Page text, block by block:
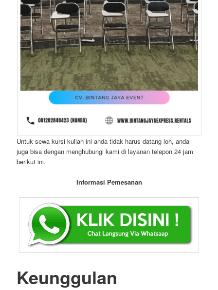
Untuk sewa kursi kuliah ini anda tidak harus datang loh, anda
juga bisa dengan menghubungi kami di layanan telepon 24 jam
berikut ini.
Informasi Pemesanan
Keunggulan